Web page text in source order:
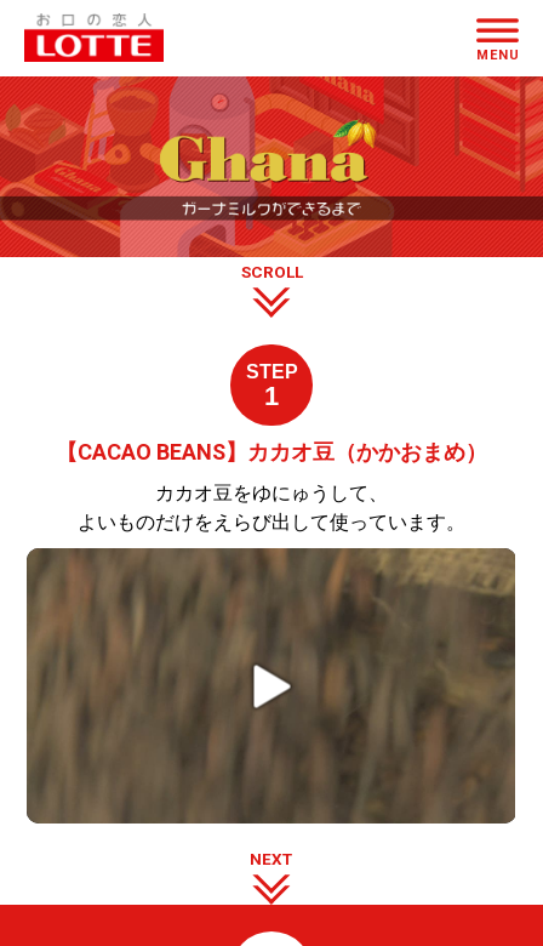
ガ
ー
ナ
ミ
ル
ク
が
MENU
SCROLL
STEP
1
【CACAO BEANS】カカオ豆（かかおまめ）
カカオ豆をゆにゅうして、
よいものだけをえらび出して使っています。
NEXT